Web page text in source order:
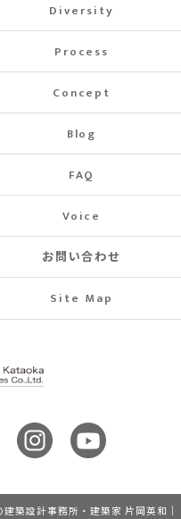
Diversity
Process
Concept
Blog
FAQ
Voice
お問い合わせ
Site Map
築設計事務所・建築家 片岡英和｜